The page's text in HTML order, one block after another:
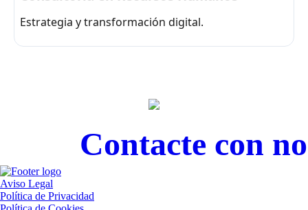
Estrategia y transformación digital.
Contacte con
Aviso Legal
Política de Privacidad